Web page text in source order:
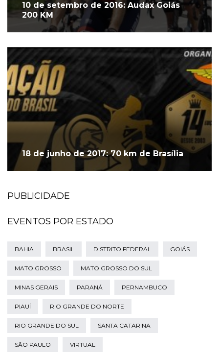
10 de setembro de 2016: Audax Goiás
200 KM
18 de junho de 2017: 70 km de Brasília
PUBLICIDADE
EVENTOS POR ESTADO
BAHIA BRASIL DISTRITO FEDERAL GOIÁS
MATO GROSSO MATO GROSSO DO SUL
MINAS GERAIS PARANÁ PERNAMBUCO
PIAUÍ RIO GRANDE DO NORTE
RIO GRANDE DO SUL SANTA CATARINA
SÃO PAULO VIRTUAL